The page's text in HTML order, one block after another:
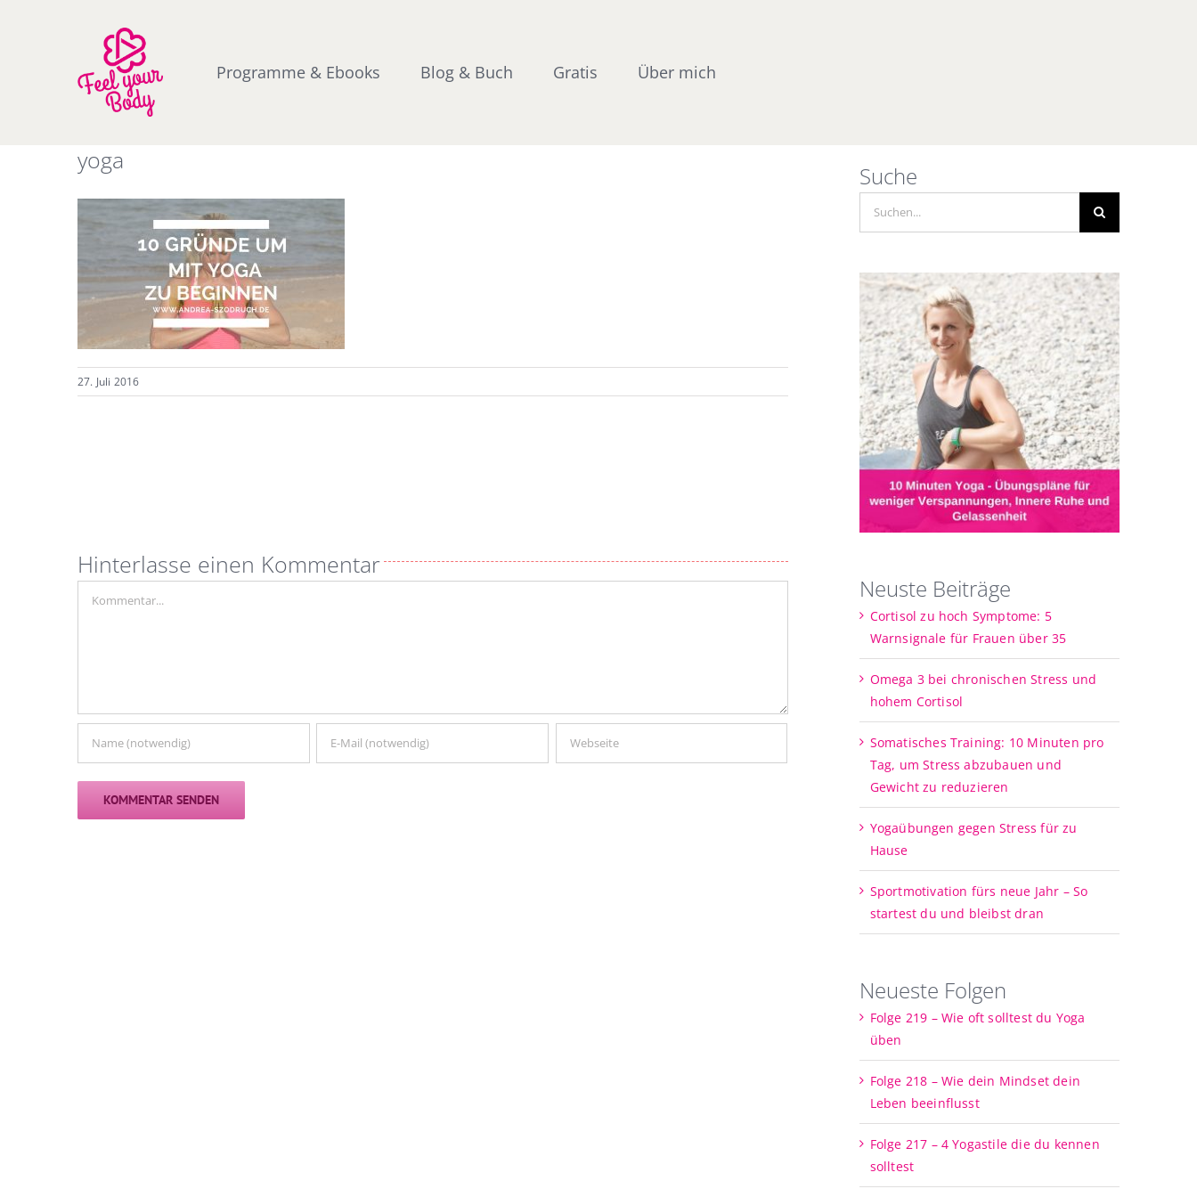
Programme & Ebooks Blog & Buch Gratis Über mich
yoga
27. Juli 2016
Hinterlasse einen Kommentar
Suche
Neuste Beiträge
Cortisol zu hoch Symptome: 5
Warnsignale für Frauen über 35
Omega 3 bei chronischen Stress und
hohem Cortisol
Somatisches Training: 10 Minuten pro
Tag, um Stress abzubauen und
Gewicht zu reduzieren
Yogaübungen gegen Stress für zu
Hause
Sportmotivation fürs neue Jahr – So
startest du und bleibst dran
Neueste Folgen
Folge 219 – Wie oft solltest du Yoga
üben
Folge 218 – Wie dein Mindset dein
Leben beeinflusst
Folge 217 – 4 Yogastile die du kennen
solltest